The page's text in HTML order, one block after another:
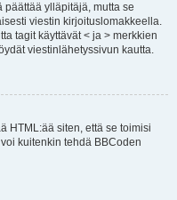
ylläpitäjä, mutta se
viestin kirjoituslomakkeella.
tagit käyttävät < ja > merkkien
viestinlähetyssivun kautta.
HTML:ää siten, että se toimisi
kuitenkin tehdä BBCoden